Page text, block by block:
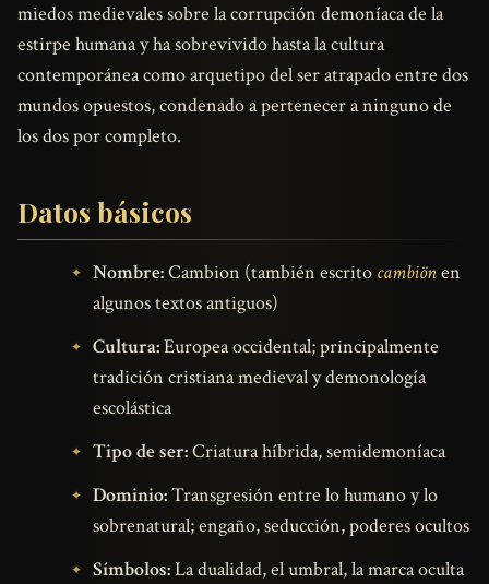
miedos medievales sobre la corrupción demoníaca de la
estirpe humana y ha sobrevivido hasta la cultura
contemporánea como arquetipo del ser atrapado entre dos
mundos opuestos, condenado a pertenecer a ninguno de
los dos por completo.
Datos básicos
Nombre:Cambion (también escrito cambiönen
algunos textos antiguos)
Cultura:Europea occidental; principalmente
tradición cristiana medieval y demonología
escolástica
Tipo de ser:Criatura híbrida, semidemoníaca
Dominio:Transgresión entre lo humano y lo
sobrenatural; engaño, seducción, poderes ocultos
Símbolos:La dualidad, el umbral, la marca oculta